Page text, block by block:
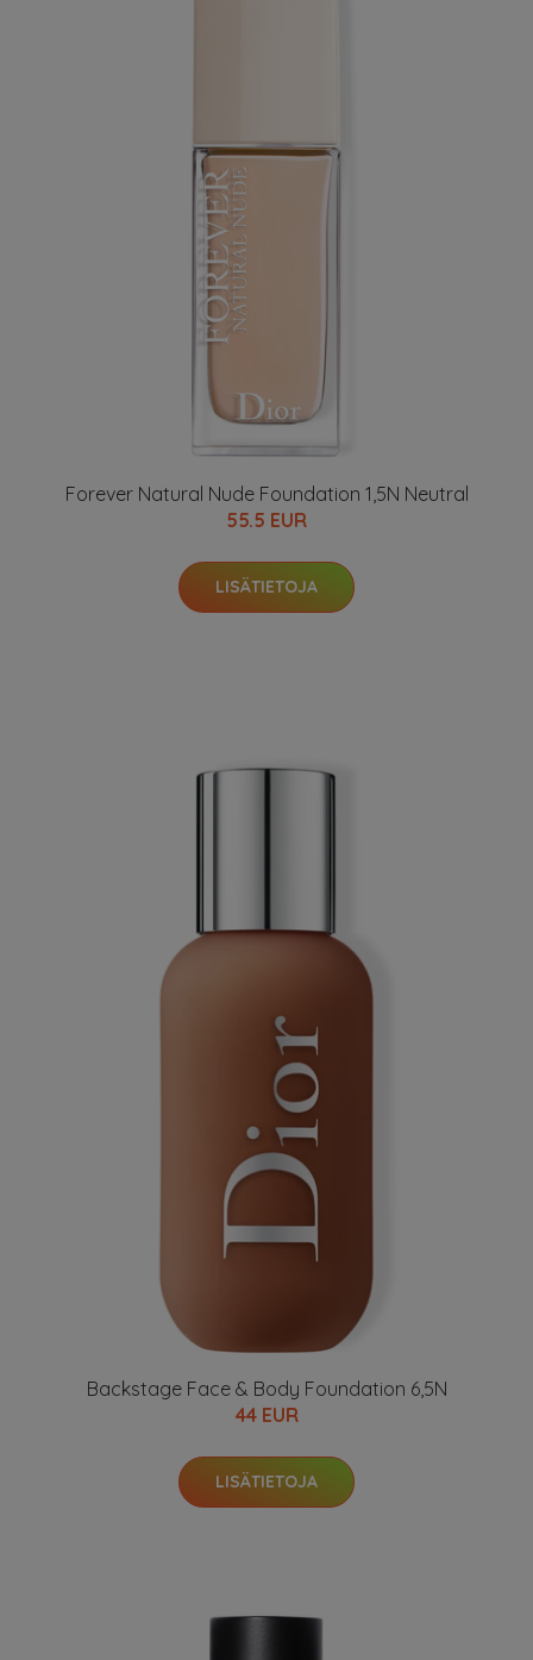
Forever Natural Nude Foundation 1,5N Neutral
55.5 EUR
LISÄTIETOJA
Backstage Face & Body Foundation 6,5N
44 EUR
LISÄTIETOJA